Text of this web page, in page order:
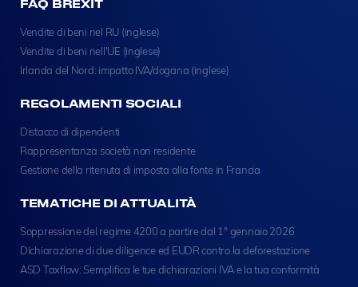
FAQ BREXIT
Vendite di beni nel RU (inglese)
Vendite di beni nell'UE (inglese)
Irlanda del Nord: impatto IVA/dogana (inglese)
REGOLAMENTI SOCIALI
Distacco di dipendenti
Rappresentanza società non residente
Gestione della ritenuta di imposta alla fonte in Francia
TEMATICHE DI ATTUALITÀ
Soppressione del regime 4200 a partire dal 1° gennaio 2026
Dichiarazione di due diligence ed EUDR contro la deforestazione
ASD Taxflow: Semplifica le tue dichiarazioni IVA e la tua conformità